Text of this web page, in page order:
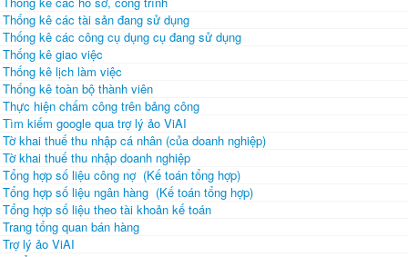
Thống kê các tài sản đang sử dụng
Thống kê các công cụ dụng cụ đang sử dụng
Thống kê giao việc
Thống kê lịch làm việc
Thống kê toàn bộ thành viên
Thực hiện chấm công trên bảng công
Tìm kiếm google qua trợ lý ảo ViAI
Tờ khai thuế thu nhập cá nhân (của doanh nghiệp)
Tờ khai thuế thu nhập doanh nghiệp
Tổng hợp số liệu công nợ (Kế toán tổng hợp)
Tổng hợp số liệu ngân hàng (Kế toán tổng hợp)
Tổng hợp số liệu theo tài khoản kế toán
Trang tổng quan bán hàng
Trợ lý ảo ViAI